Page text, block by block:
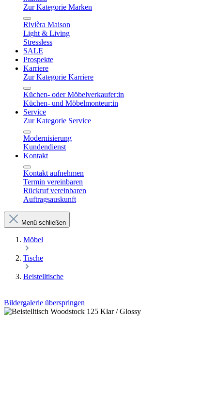
Zur Kategorie Marken
Rivièra Maison
Light & Living
Stressless
SALE
Prospekte
Karriere
Zur Kategorie Karriere
Küchen- oder Möbelverkaufer:in
Küchen- und Möbelmonteur:in
Service
Zur Kategorie Service
Modernisierung
Kundendienst
Kontakt
Kontakt aufnehmen
Termin vereinbaren
Rückruf vereinbaren
Auftragsauskunft
Menü schließen
Möbel
Tische
Beistelltische
Bildergalerie überspringen